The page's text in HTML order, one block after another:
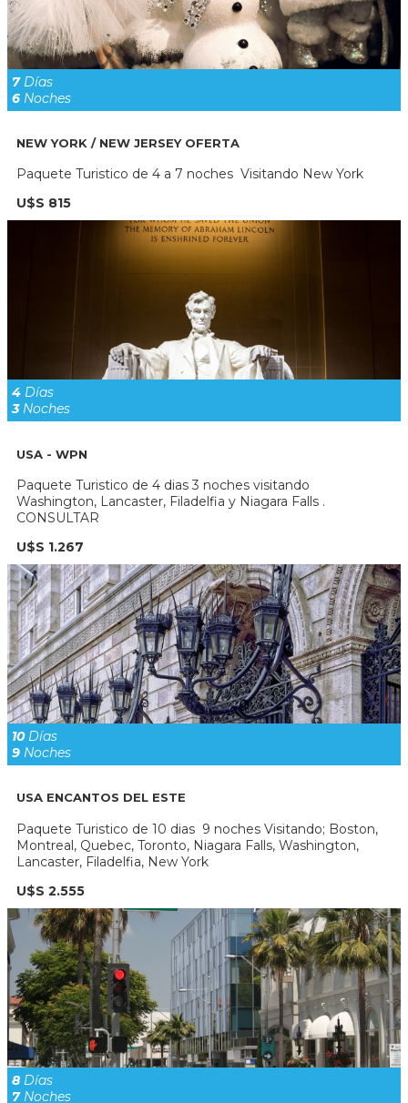
7Días
6 Noches
NEW YORK / NEW JERSEY OFERTA
Paquete Turistico de 4 a 7 noches Visitando New York
U$S 815
4 Días
3Noches
USA - WPN
Paquete Turistico de 4 dias 3 noches visitando
Washington, Lancaster, Filadelfia y Niagara Falls .
CONSULTAR
U$S 1.267
10Días
9 Noches
USA ENCANTOS DEL ESTE
Paquete Turistico de 10 dias 9 noches Visitando; Boston,
Montreal, Quebec, Toronto, Niagara Falls, Washington,
Lancaster, Filadelfia, New York
U$S 2.555
8 Días
7Noches